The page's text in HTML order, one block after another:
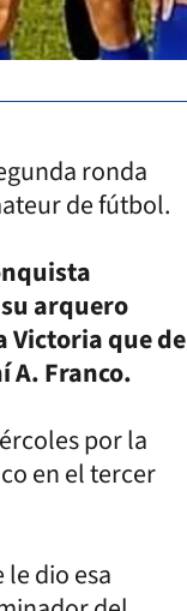
ronda
de fútbol.
arquero
Victoria que de
A. Franco.
por la
en el tercer
dio esa